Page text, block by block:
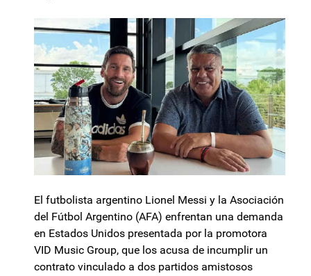
El futbolista argentino Lionel Messi y la Asociación
del Fútbol Argentino (AFA) enfrentan una demanda
en Estados Unidos presentada por la promotora
VID Music Group, que los acusa de incumplir un
contrato vinculado a dos partidos amistosos